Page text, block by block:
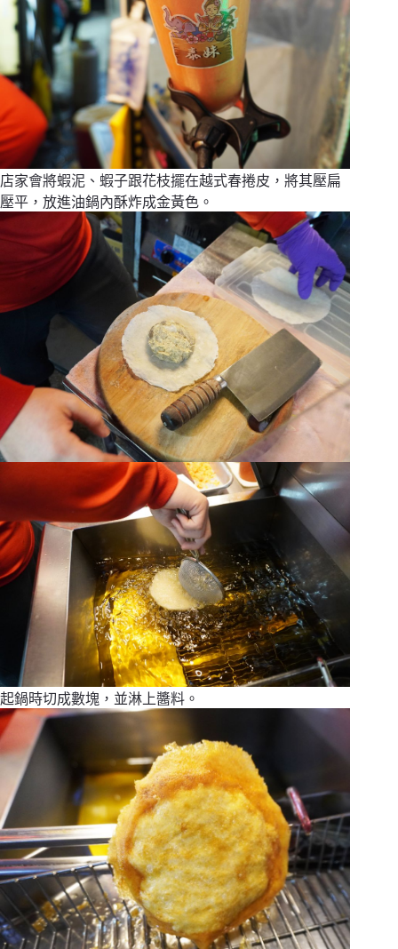
店家會將蝦泥、蝦子跟花枝擺在越式春捲皮，將其壓扁
壓平，放進油鍋內酥炸成金黃色。
起鍋時切成數塊，並淋上醬料。